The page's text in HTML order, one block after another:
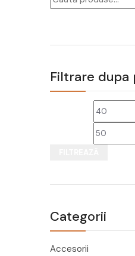
Filtrare dupa
Preț
Categorii
Accesorii